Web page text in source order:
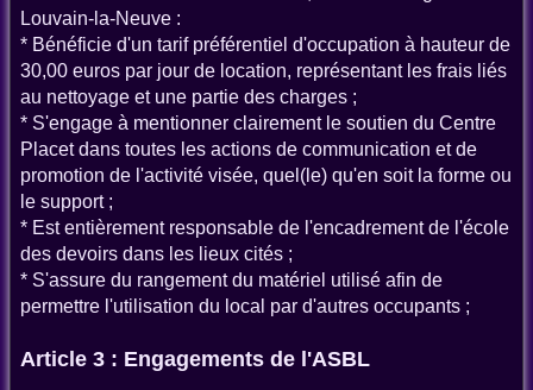
Louvain-la-Neuve :
* Bénéficie d'un tarif préférentiel d'occupation à hauteur de
30,00 euros par jour de location, représentant les frais liés
au nettoyage et une partie des charges ;
* S'engage à mentionner clairement le soutien du Centre
Placet dans toutes les actions de communication et de
promotion de l'activité visée, quel(le) qu'en soit la forme ou
le support ;
* Est entièrement responsable de l'encadrement de l'école
des devoirs dans les lieux cités ;
* S'assure du rangement du matériel utilisé afin de
permettre l'utilisation du local par d'autres occupants ;
Article 3 : Engagements de l'ASBL